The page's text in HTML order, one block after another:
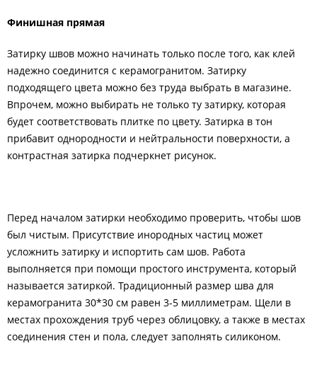
Финишная прямая
Затирку швов можно начинать только после того, как клей
надежно соединится с керамогранитом. Затирку
подходящего цвета можно без труда выбрать в магазине.
Впрочем, можно выбирать не только ту затирку, которая
будет соответствовать плитке по цвету. Затирка в тон
прибавит однородности и нейтральности поверхности, а
контрастная затирка подчеркнет рисунок.
Перед началом затирки необходимо проверить, чтобы шов
был чистым. Присутствие инородных частиц может
усложнить затирку и испортить сам шов. Работа
выполняется при помощи простого инструмента, который
называется затиркой. Традиционный размер шва для
керамогранита 30*30 см равен 3-5 миллиметрам. Щели в
местах прохождения труб через облицовку, а также в местах
соединения стен и пола, следует заполнять силиконом.